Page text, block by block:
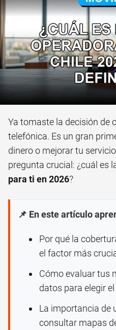
Ya tomaste la decisión de
telefónica. Es un gran
dinero o mejorar tu
pregunta crucial: ¿cuál es
para ti en 2026?
📌 En este artículo
Por qué la
el factor más
Cómo evaluar tus
datos para elegir
La importancia de
consultar mapas